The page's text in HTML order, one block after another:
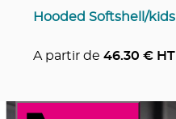
Hooded Softshell/kids
A partir de 46.30 € HT